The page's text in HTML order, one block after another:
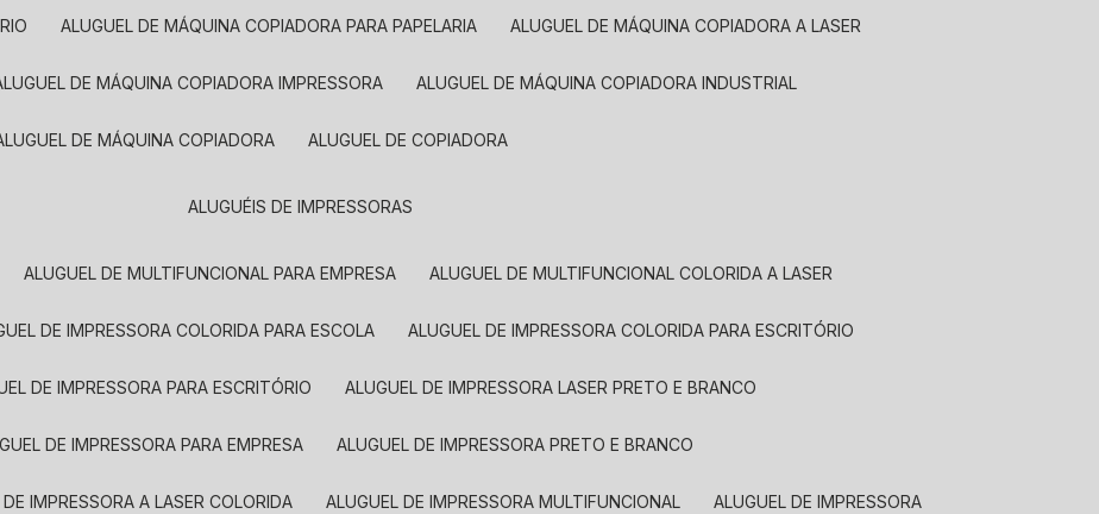
ALUGUEL DE MÁQUINA COPIADORA PARA PAPELARIA ALUGUEL DE MÁQUINA COPIADORA A LASER
ALUGUEL DE MÁQUINA COPIADORA IMPRESSORA ALUGUEL DE MÁQUINA COPIADORA INDUSTRIAL
ALUGUEL DE MÁQUINA COPIADORA ALUGUEL DE COPIADORA
ALUGUÉIS DE IMPRESSORAS
ALUGUEL DE MULTIFUNCIONAL PARA EMPRESA ALUGUEL DE MULTIFUNCIONAL COLORIDA A LASER
DE IMPRESSORA COLORIDA PARA ESCOLA ALUGUEL DE IMPRESSORA COLORIDA PARA ESCRITÓRIO
DE IMPRESSORA PARA ESCRITÓRIO ALUGUEL DE IMPRESSORA LASER PRETO E BRANCO
DE IMPRESSORA PARA EMPRESA ALUGUEL DE IMPRESSORA PRETO E BRANCO
DE IMPRESSORA A LASER COLORIDA ALUGUEL DE IMPRESSORA MULTIFUNCIONAL ALUGUEL DE IMPRESSORA